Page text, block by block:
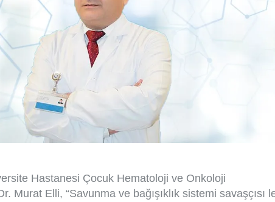
Hastanesi Çocuk Hematoloji ve Onkoloji
Murat Elli, “Savunma ve bağışıklık sistemi savaşçısı